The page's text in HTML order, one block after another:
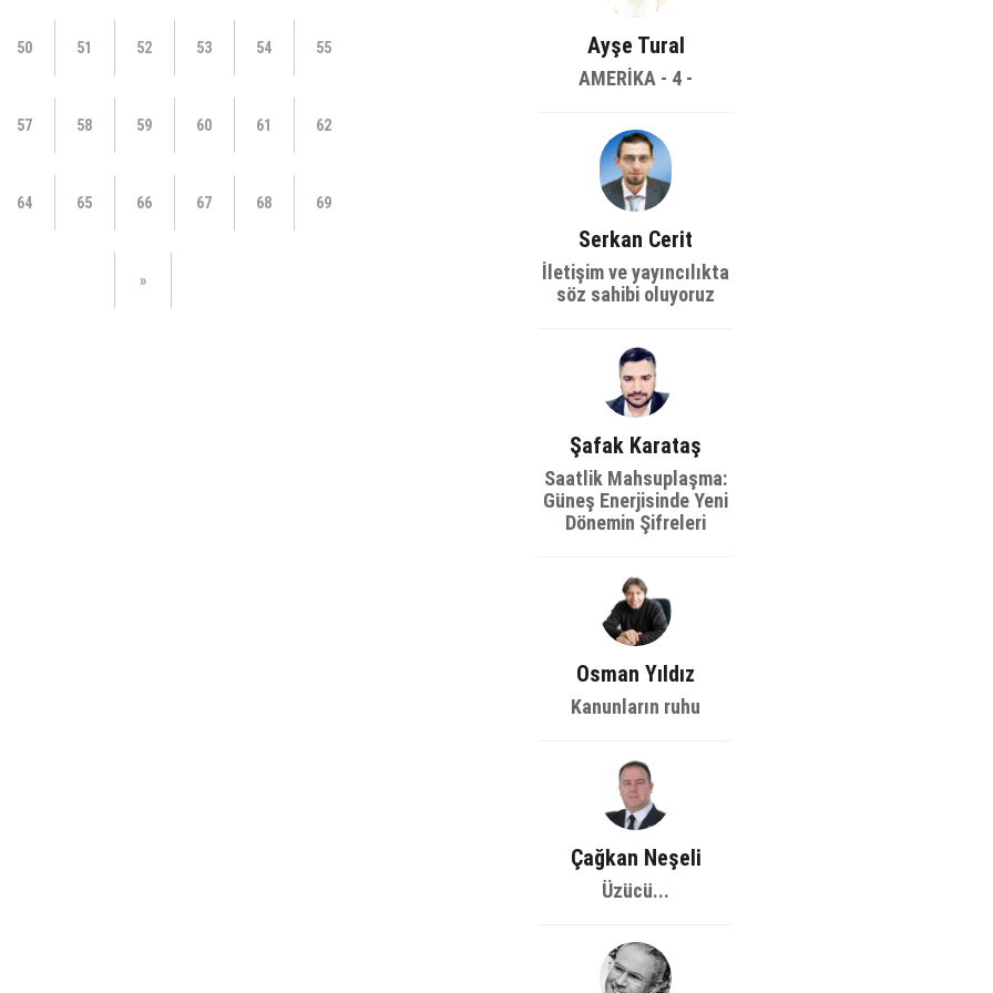
50 51 52 53 54 55
57 58 59 60 61 62
64 65 66 67 68 69
»
Ayşe Tural
AMERİKA - 4 -
Serkan Cerit
İletişim ve yayıncılıkta
söz sahibi oluyoruz
Şafak Karataş
Saatlik Mahsuplaşma:
Güneş Enerjisinde Yeni
Dönemin Şifreleri
Osman Yıldız
Kanunların ruhu
Çağkan Neşeli
Üzücü...